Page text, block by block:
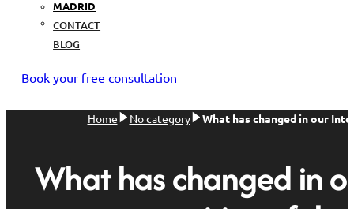
MADRID
CONTACT
BLOG
Book your free consultation
Home No category What has changed in our
What has changed in